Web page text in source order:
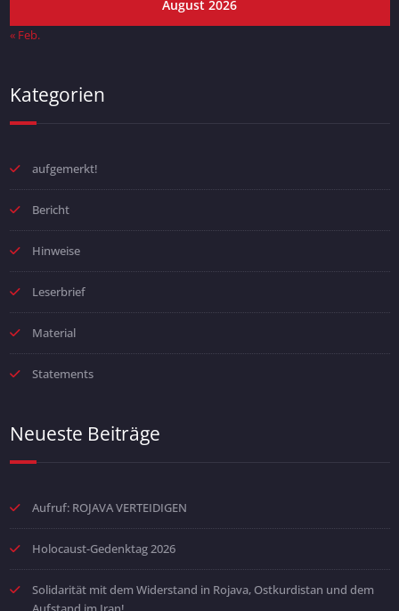
August 2026
« Feb.
Kategorien
aufgemerkt!
Bericht
Hinweise
Leserbrief
Material
Statements
Neueste Beiträge
Aufruf: ROJAVA VERTEIDIGEN
Holocaust-Gedenktag 2026
Solidarität mit dem Widerstand in Rojava, Ostkurdistan und dem